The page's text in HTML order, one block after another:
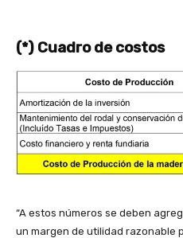
(*) Cuadro de costos
“A estos números se deben
un margen de utilidad razonable